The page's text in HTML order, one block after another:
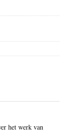
het werk van